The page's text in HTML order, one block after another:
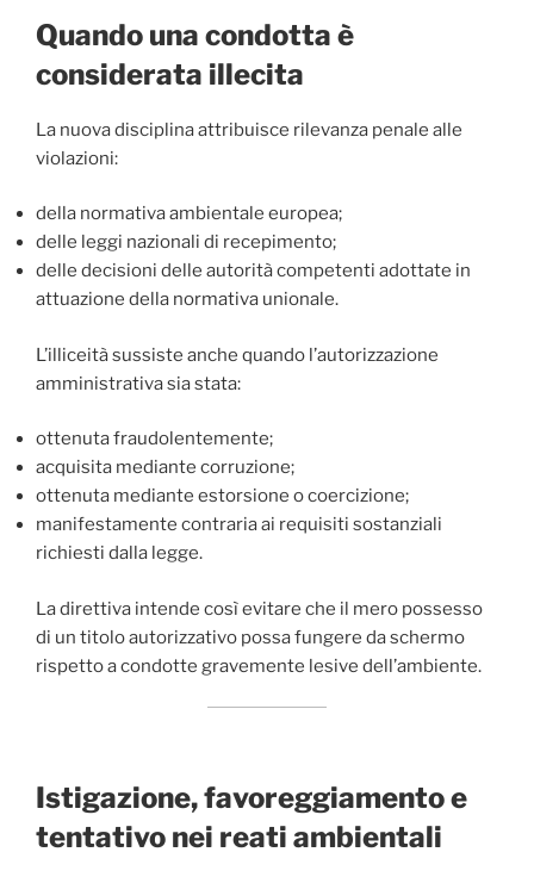
Quando una condotta è
considerata illecita
La nuova disciplina attribuisce rilevanza penale alle
violazioni:
della normativa ambientale europea;
delle leggi nazionali di recepimento;
delle decisioni delle autorità competenti adottate in
attuazione della normativa unionale.
L’illiceità sussiste anche quando l’autorizzazione
amministrativa sia stata:
ottenuta fraudolentemente;
acquisita mediante corruzione;
ottenuta mediante estorsione o coercizione;
manifestamente contraria ai requisiti sostanziali
richiesti dalla legge.
La direttiva intende così evitare che il mero possesso
di un titolo autorizzativo possa fungere da schermo
rispetto a condotte gravemente lesive dell’ambiente.
Istigazione, favoreggiamento e
tentativo nei reati ambientali